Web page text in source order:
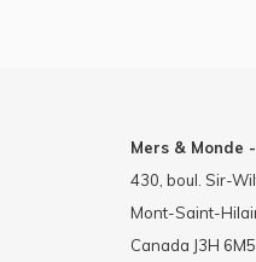
Mers & Monde
430, boul. Sir-
Mont-Saint-
Canada J3H 6M5